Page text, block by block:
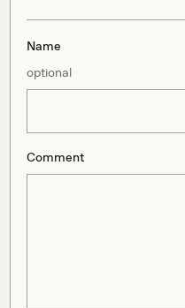
Name
optional
Comment